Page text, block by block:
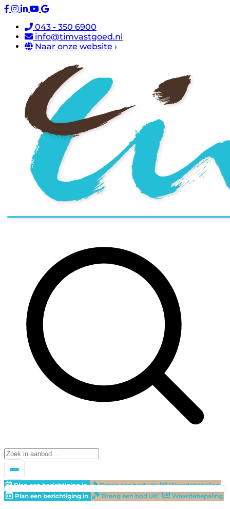
043 - 350 6900
info@timvastgoed.nl
Naar onze website ›
Plan een bezichtiging in Breng een bod uit!
Waardebepaling
Plan een bezichtiging in
Breng een bod uit! Waardebepaling